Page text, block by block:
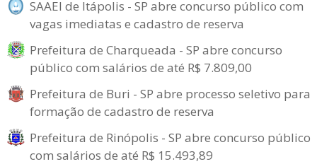
SAAEI de Itápolis - SP abre concurso público com
vagas imediatas e cadastro de reserva
Prefeitura de Charqueada - SP abre concurso
público com salários de até R$ 7.809,00
Prefeitura de Buri - SP abre processo seletivo para
formação de cadastro de reserva
Prefeitura de Rinópolis - SP abre concurso público
com salários de até R$ 15.493,89